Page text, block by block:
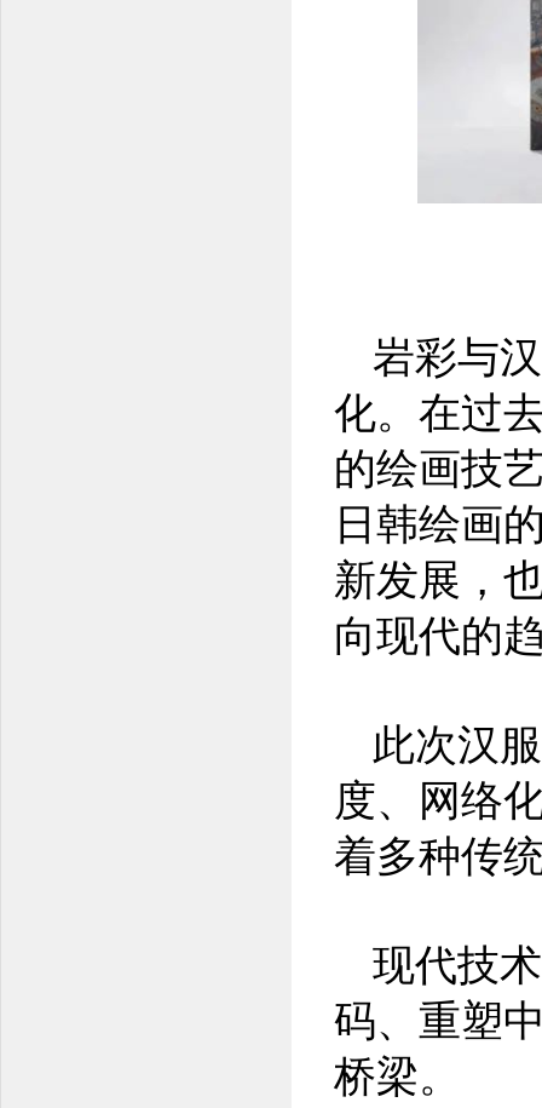
岩彩与
化。在过
的绘画技
日韩绘画
新发展，
向现代的
此次汉
度、网络
着多种传
现代技
码、重塑
桥梁。